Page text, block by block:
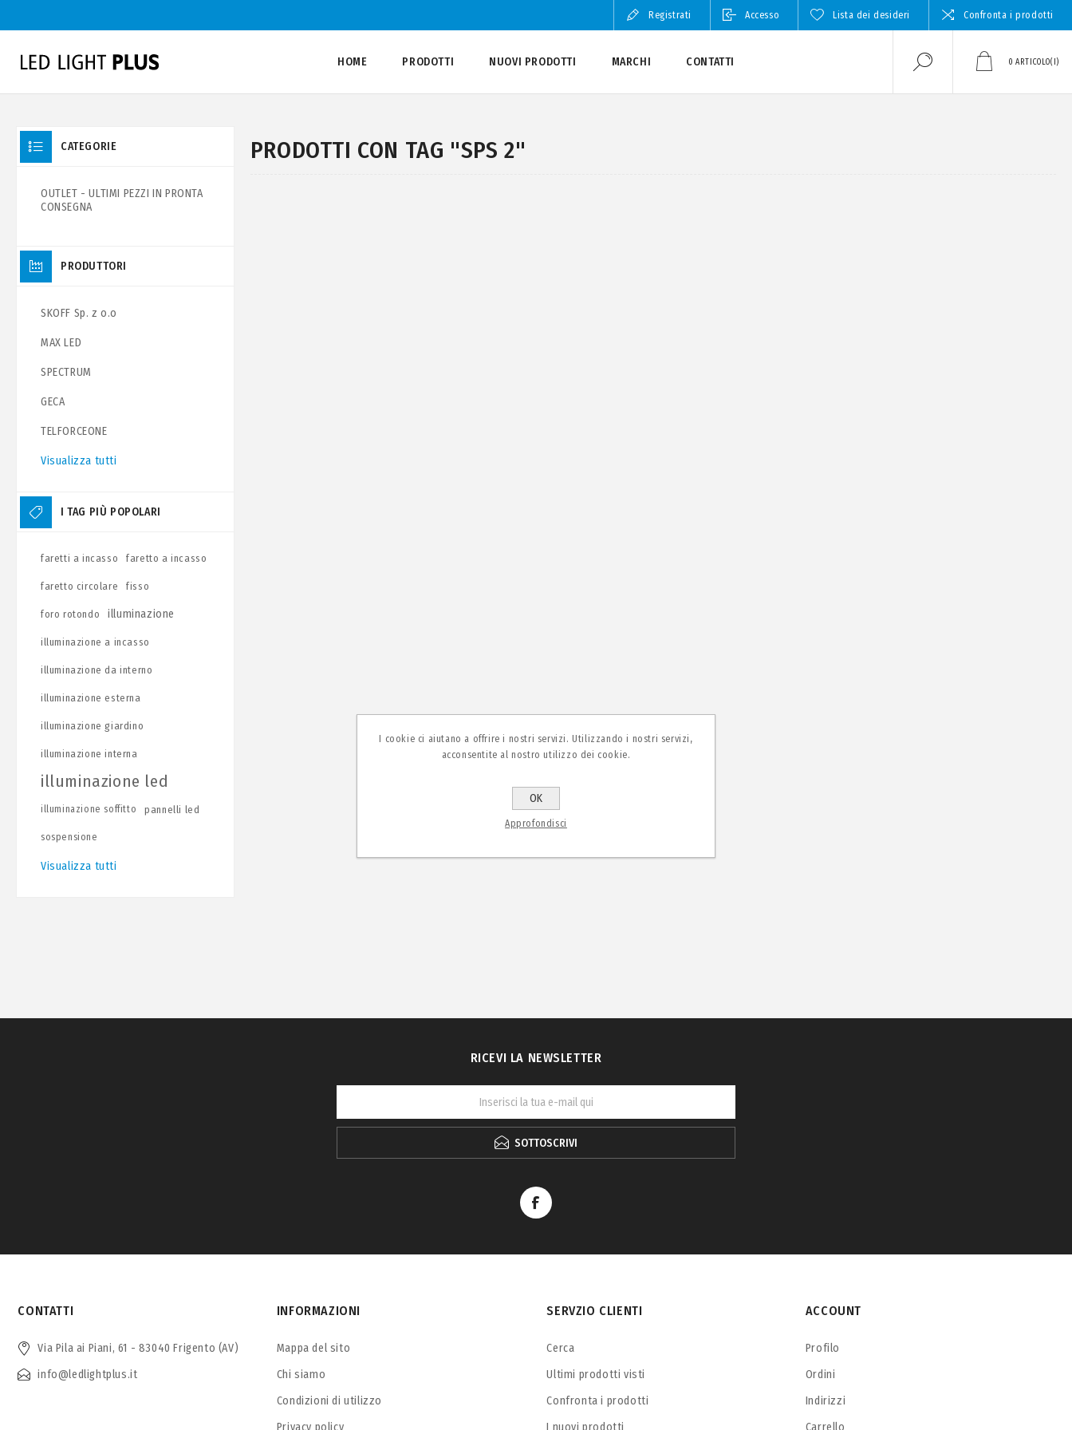
Registrati Accesso Lista dei desideri Confronta i prodotti
HOME PRODOTTI NUOVI PRODOTTI MARCHI CONTATTI 0 ARTICOLO(I)
PRODOTTI CON TAG "SPS 2"
CATEGORIE
OUTLET - ULTIMI PEZZI IN PRONTA
CONSEGNA
PRODUTTORI
SKOFF Sp. z o.o
MAX LED
SPECTRUM
GECA
TELFORCEONE
Visualizza tutti
I TAG PIÙ POPOLARI
faretti a incasso faretto a incasso
faretto circolare fisso
foro rotondo illuminazione
illuminazione a incasso
illuminazione da interno
illuminazione esterna
illuminazione giardino
illuminazione interna
illuminazione led
illuminazione soffitto pannelli led
sospensione
Visualizza tutti
RICEVI LA NEWSLETTER
SOTTOSCRIVI
CONTATTI
Via Pila ai Piani, 61 - 83040 Frigento (AV)
info@ledlightplus.it
INFORMAZIONI
Mappa del sito
Chi siamo
Condizioni di utilizzo
Privacy policy
SERVZIO CLIENTI
Cerca
Ultimi prodotti visti
Confronta i prodotti
I nuovi prodotti
ACCOUNT
Profilo
Ordini
Indirizzi
Carrello
I cookie ci aiutano a offrire i nostri servizi. Utilizzando i nostri servizi,
acconsentite al nostro utilizzo dei cookie.
OK
Approfondisci